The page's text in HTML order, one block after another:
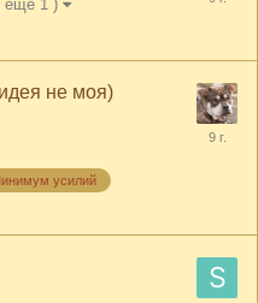
ещё 1 )
не моя)
усилий